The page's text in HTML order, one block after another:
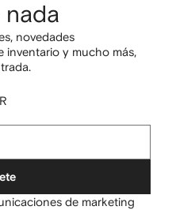
novedades
inventario y mucho más,
de marketing